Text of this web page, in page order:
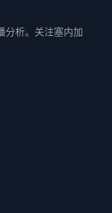
分析。关注塞内加